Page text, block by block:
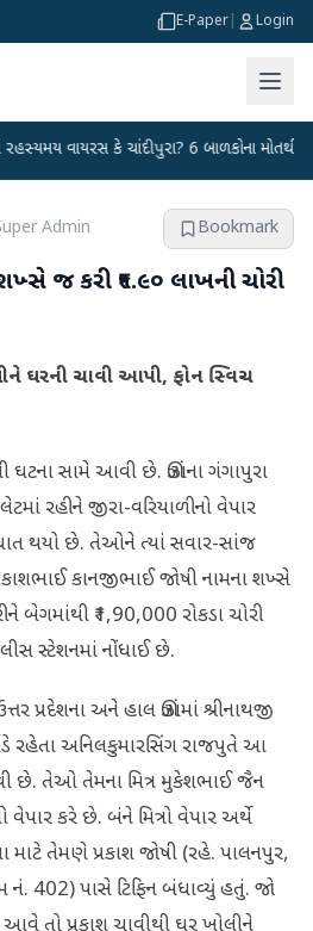
E-Paper Login
કે ચાંદીપુરા? 6 બાળકોના મોતથી ફફડાટ
Admin Bookmark
જ કરી ₹૧.૯૦ લાખની ચોરી
ઘરની ચાવી આપી, ફોન સ્વિચ
ઘટના સામે આવી છે. ઊંઝાના ગંગાપુરા
રહીને જીરા-વરિયાળીનો વેપાર
થયો છે. તેઓને ત્યાં સવાર-સાંજ
કાનજીભાઈ જોષી નામના શખ્સે
બેગમાંથી ₹1,90,000 રોકડા ચોરી
સ્ટેશનમાં નોંધાઈ છે.
પ્રદેશના અને હાલ ઊંઝામાં શ્રીનાથજી
રહેતા અનિલકુમારસિંગ રાજપુતે આ
છે. તેઓ તેમના મિત્ર મુકેશભાઈ જૈન
વેપાર કરે છે. બંને મિત્રો વેપાર અર્થે
તેમણે પ્રકાશ જોષી (રહે. પાલનપુર,
નં. 402) પાસે ટિફિન બંધાવ્યું હતું. જો